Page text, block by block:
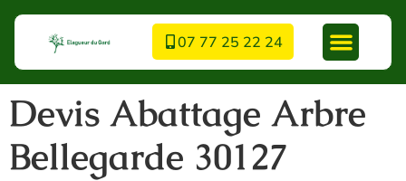
07 77 25 22 24
Devis Abattage Arbre
Bellegarde 30127